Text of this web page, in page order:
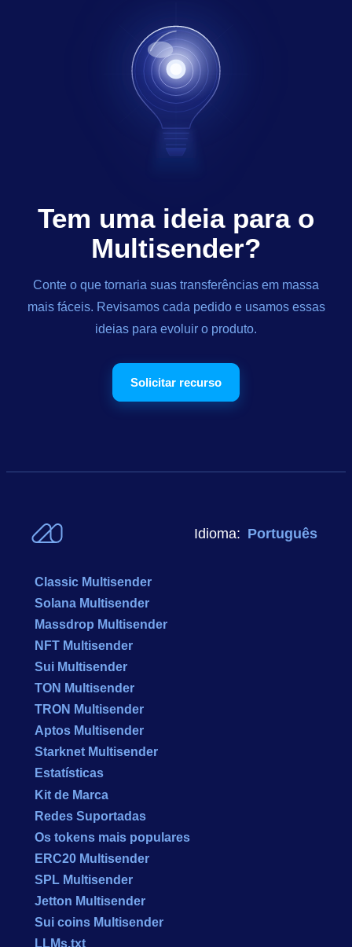
Tem uma ideia para o
Multisender?
Conte o que tornaria suas transferências em massa
mais fáceis. Revisamos cada pedido e usamos essas
ideias para evoluir o produto.
Solicitar recurso
Idioma: Português
Classic Multisender
Solana Multisender
Massdrop Multisender
NFT Multisender
Sui Multisender
TON Multisender
TRON Multisender
Aptos Multisender
Starknet Multisender
Estatísticas
Kit de Marca
Redes Suportadas
Os tokens mais populares
ERC20 Multisender
SPL Multisender
Jetton Multisender
Sui coins Multisender
LLMs.txt